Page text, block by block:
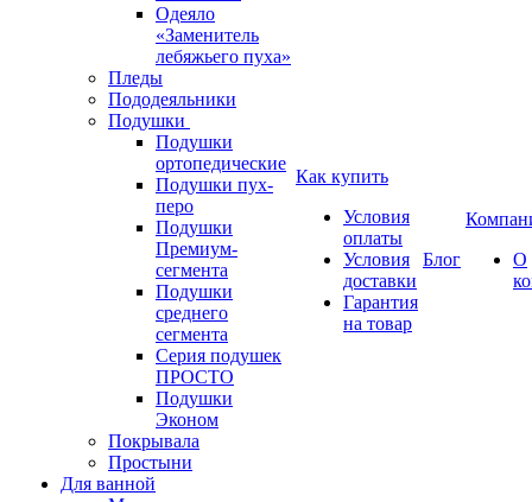
Одеяло
«Заменитель
лебяжьего пуха»
Пледы
Пододеяльники
Подушки
Подушки
ортопедические
Подушки пух-
перо
Подушки
Премиум-
сегмента
Подушки
среднего
сегмента
Серия подушек
ПРОСТО
Подушки
Эконом
Покрывала
Простыни
Для ванной
Как купить
Условия
оплаты
Условия
доставки
Гарантия
на товар
Блог
О